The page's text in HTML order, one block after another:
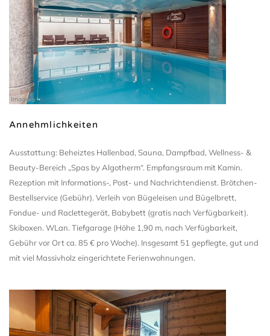
Imagera
Annehmlichkeiten
Ausstattung: Beheiztes Hallenbad, Sauna, Dampfbad, Wellness- &
Beauty-Bereich „Spas by Algotherm“. Empfangsraum mit Kamin.
Rezeption mit Informations-, Post- und Nachrichtendienst. Brötchen-
Bestellservice (Gebühr). Verleih von Bügeleisen und Bügelbrett,
Fondue- und Raclettegerät, Babybett (gratis nach Verfügbarkeit).
Skiboxen. WLan. Tiefgarage (Höhe 1,90 m, nach Verfügbarkeit,
Gebühr vor Ort ca. 85 € pro Woche). Insgesamt 51 gepflegte, gut und
mit viel Massivholz eingerichtete Ferienwohnungen.